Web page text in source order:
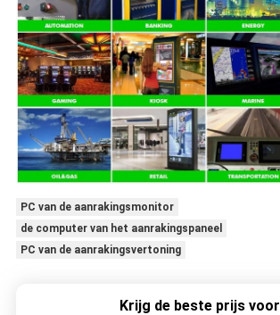
PC van de aanrakingsmonitor
de computer van het aanrakingspaneel
PC van de aanrakingsvertoning
Krijg de beste prijs voor